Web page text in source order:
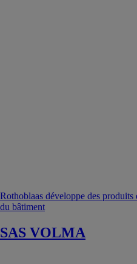
Rothoblaas développe des
du bâtiment
SAS VOLMA